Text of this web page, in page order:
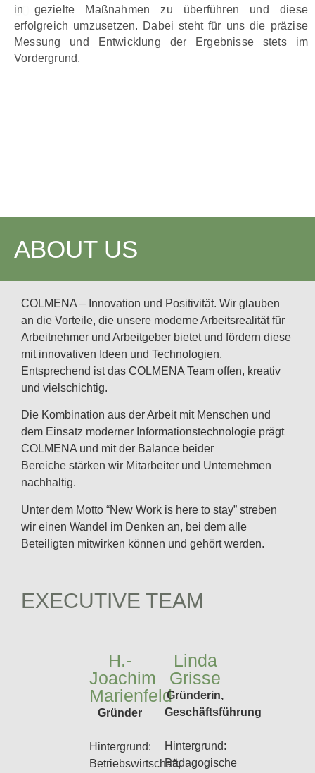
80
in gezielte Maßnahmen zu überführen und diese
erfolgreich umzusetzen. Dabei steht für uns die präzise
Messung und Entwicklung der Ergebnisse stets im
Vordergrund.
ABOUT US
COLMENA – Innovation und Positivität. Wir glauben
an die Vorteile, die unsere moderne Arbeitsrealität für
Arbeitnehmer und Arbeitgeber bietet und fördern diese
mit innovativen Ideen und Technologien.
Entsprechend ist das COLMENA Team offen, kreativ
und vielschichtig.
Die Kombination aus der Arbeit mit Menschen und
dem Einsatz moderner Informationstechnologie prägt
COLMENA und mit der Balance beider
Bereiche stärken wir Mitarbeiter und Unternehmen
nachhaltig.
Unter dem Motto “New Work is here to stay” streben
wir einen Wandel im Denken an, bei dem alle
Beteiligten mitwirken können und gehört werden.
EXECUTIVE TEAM
H.-
Joachim
Marienfeld
Gründer
Hintergrund:
Betriebswirtschaft,
Linda
Grisse​
Gründerin,
Geschäftsführung
Hintergrund:
Pädagogische